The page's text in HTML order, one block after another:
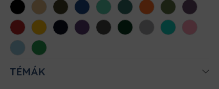
FeketeHomokKhaki KirálykékMentaMéregzöld
NarancsOliva Padlizsán
Piros SárgaSötétkékSötétlilaSötétszürke
SötétzöldSportszürke
Türkiz
Világos
rózsaszín
Világoskék
Zöld
TÉMÁK